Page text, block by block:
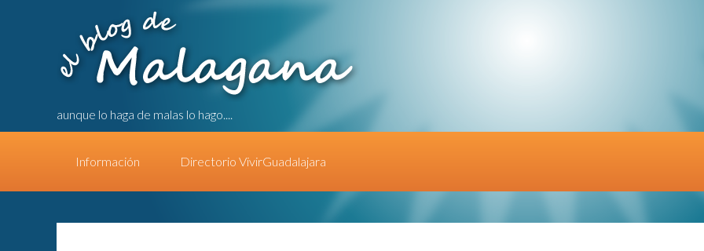
aunque lo haga de malas lo hago....
Información Directorio VivirGuadalajara